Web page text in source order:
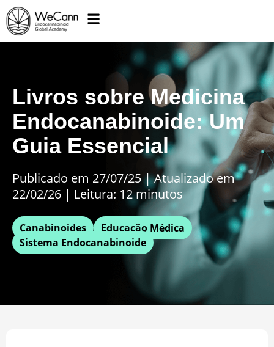
Livros sobre Medicina
Endocanabinoide: Um
Guia Essencial
Publicado em 27/07/25|Atualizado em
22/02/26 | Leitura: 12 minutos
Canabinoides
Educação Médica
Sistema Endocanabinoide